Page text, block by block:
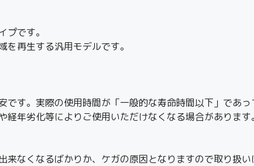
です。
再生する汎用モデルです。
です。実際の使用時間が「一般的な寿命時間以下」であ
年劣化等によりご使用いただけなくなる場合があります。
来なくなるばかりか、ケガの原因となりますので取り扱